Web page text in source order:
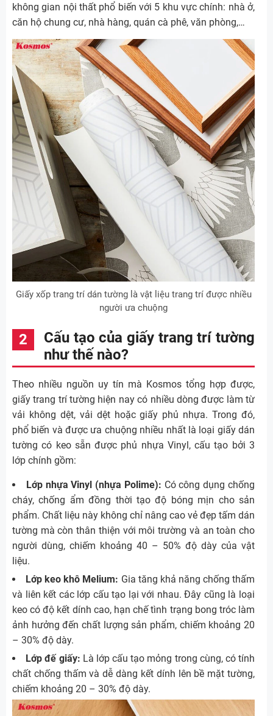
không gian nội thất phổ biến với 5 khu vực chính: nhà ở,
căn hộ chung cư, nhà hàng, quán cà phê, văn phòng,…
Giấy xốp trang trí dán tường là vật liệu trang trí được nhiều
người ưa chuộng
Cấu tạo của giấy trang trí tường
như thế nào?
Theo nhiều nguồn uy tín mà Kosmos tổng hợp được,
giấy trang trí tường hiện nay có nhiều dòng được làm từ
vải không dệt, vải dệt hoặc giấy phủ nhựa. Trong đó,
phổ biến và được ưa chuộng nhiều nhất là loại giấy dán
tường có keo sẵn được phủ nhựa Vinyl, cấu tạo bởi 3
lớp chính gồm:
Lớp nhựa Vinyl (nhựa Polime): Có công dụng chống
cháy, chống ẩm đồng thời tạo độ bóng mịn cho sản
phẩm. Chất liệu này không chỉ nâng cao vẻ đẹp tấm dán
tường mà còn thân thiện với môi trường và an toàn cho
người dùng, chiếm khoảng 40 – 50% độ dày của vật
liệu.
Lớp keo khô Melium: Gia tăng khả năng chống thấm
và liên kết các lớp cấu tạo lại với nhau. Đây cũng là loại
keo có độ kết dính cao, hạn chế tình trạng bong tróc làm
ảnh hưởng đến chất lượng sản phẩm, chiếm khoảng 20
– 30% độ dày.
Lớp đế giấy: Là lớp cấu tạo mỏng trong cùng, có tính
chất chống thấm và dễ dàng kết dính lên bề mặt tường,
chiếm khoảng 20 – 30% độ dày.